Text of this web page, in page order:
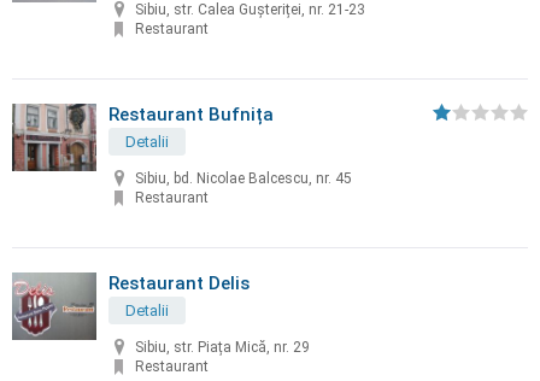
Sibiu, str. Calea Gușteriței, nr. 21-23
Restaurant
Restaurant Bufnița
Detalii
Sibiu, bd. Nicolae Balcescu, nr. 45
Restaurant
Restaurant Delis
Detalii
Sibiu, str. Piața Mică, nr. 29
Restaurant